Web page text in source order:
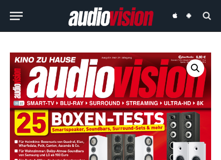
audiovisionaudiovision